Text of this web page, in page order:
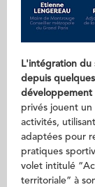
L'intégration du
depuis
développement
privés jouent
activités,
adaptées pour
pratiques
volet intitulé
territoriale” à